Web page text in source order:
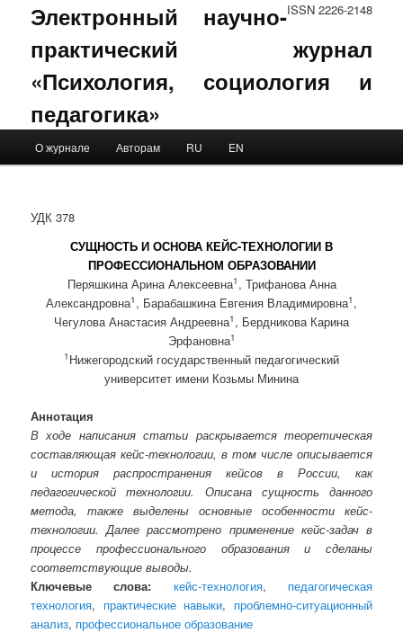
ISSN 2226-2148
Электронный научно-
практический журнал
«Психология, социология и
педагогика»
Skip to primary content
Skip to secondary content
О журнале Авторам RU EN
УДК 378
СУЩНОСТЬ И ОСНОВА КЕЙС-ТЕХНОЛОГИИ В
ПРОФЕССИОНАЛЬНОМ ОБРАЗОВАНИИ
Перяшкина Арина Алексеевна1 , Трифанова Анна
Александровна1 , Барабашкина Евгения Владимировна1 ,
Чегулова Анастасия Андреевна1 , Бердникова Карина
Эрфановна1
1 Нижегородский государственный педагогический
университет имени Козьмы Минина
Аннотация
В ходе написания статьи раскрывается теоретическая
составляющая кейс-технологии, в том числе описывается
и история распространения кейсов в России, как
педагогической технологии. Описана сущность данного
метода, также выделены основные особенности кейс-
технологии. Далее рассмотрено применение кейс-задач в
процессе профессионального образования и сделаны
соответствующие выводы.
Ключевые слова:
кейс-технология, педагогическая
технология, практические навыки, проблемно-ситуационный
анализ, профессиональное образование